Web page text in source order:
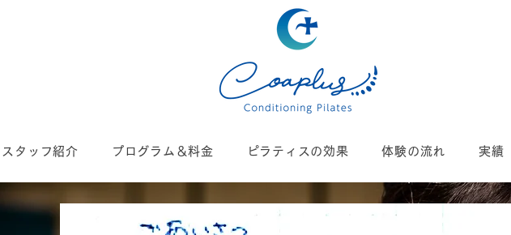
スタッフ紹介 プログラム＆料金 ピラティスの効果 体験の流れ 実績